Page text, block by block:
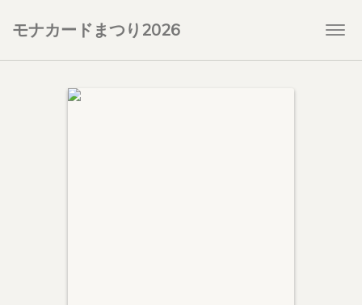
モナカードまつり2026